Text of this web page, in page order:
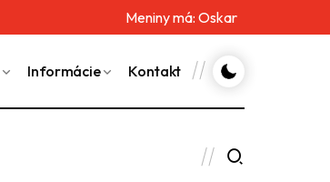
Meniny má: Oskar
Informácie Kontakt